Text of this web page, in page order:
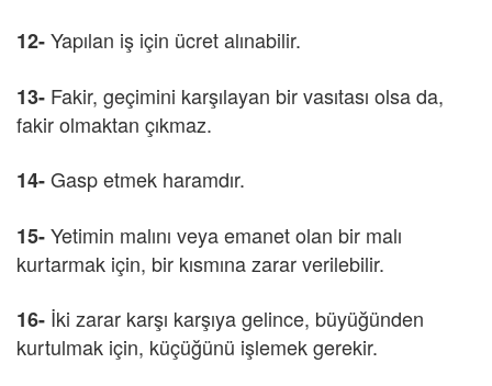
12-Yapılan iş için ücret alınabilir.
13- Fakir, geçimini karşılayan bir vasıtası olsa da,
fakir olmaktan çıkmaz.
14-Gasp etmek haramdır.
15-Yetimin malını veya emanet olan bir malı
kurtarmak için, bir kısmına zarar verilebilir.
16- İki zarar karşı karşıya gelince, büyüğünden
kurtulmak için, küçüğünü işlemek gerekir.